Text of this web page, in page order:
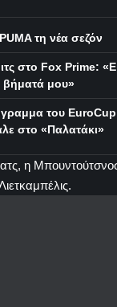
τη νέα σεζόν
στο Fox Prime:
βήματά μου»
του EuroCup
στο «Παλατάκι»
η